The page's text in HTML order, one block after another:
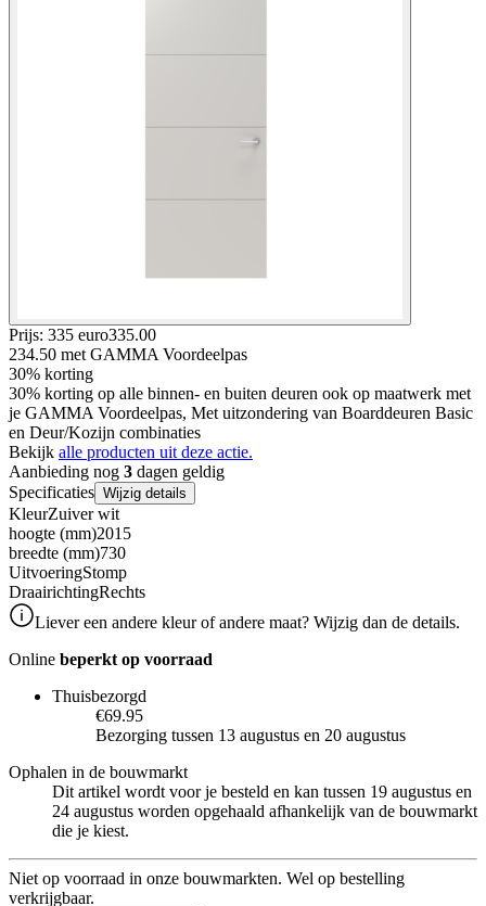
Prijs: 335 euro335.00
234.50 met GAMMA Voordeelpas
30% korting
30% korting op alle binnen- en buiten deuren ook op maatwerk met
je GAMMA Voordeelpas, Met uitzondering van Boarddeuren Basic
en Deur/Kozijn combinaties
Bekijk alle producten uit deze actie.
Aanbieding nog 3 dagen geldig
Specificaties Wijzig details
KleurZuiver wit
hoogte (mm)2015
breedte (mm)730
UitvoeringStomp
DraairichtingRechts
Liever een andere kleur of andere maat? Wijzig dan de details.
Online beperkt op voorraad
Thuisbezorgd
€69.95
Bezorging tussen 13 augustus en 20 augustus
Ophalen in de bouwmarkt
Dit artikel wordt voor je besteld en kan tussen 19 augustus en
24 augustus worden opgehaald afhankelijk van de bouwmarkt
die je kiest.
Niet op voorraad in onze bouwmarkten. Wel op bestelling
verkrijgbaar.